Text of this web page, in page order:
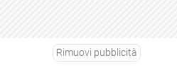
Rimuovi pubblicità